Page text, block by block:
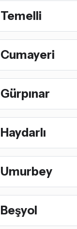
Temelli
Cumayeri
Gürpınar
Haydarlı
Umurbey
Beşyol